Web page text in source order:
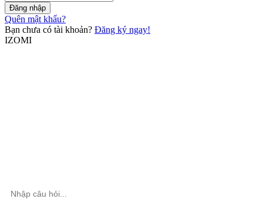
Đăng nhập
Quên mật khẩu?
Bạn chưa có tài khoản? Đăng ký ngay!
IZOMI